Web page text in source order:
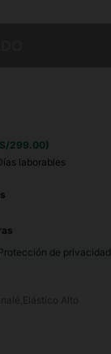
299.00)
laborables
de privacidad
Alto